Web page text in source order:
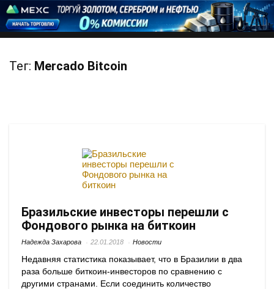
Тег: Mercado Bitcoin
Бразильские инвесторы перешли с
Фондового рынка на биткоин
Надежда Захарова 22.01.2018 Новости
Недавняя статистика показывает, что в Бразилии в два
раза больше биткоин-инвесторов по сравнению с
другими странами. Если соединить количество